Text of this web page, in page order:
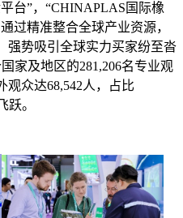
台”，“CHINAPLAS国际橡
过精准整合全球产业资源，
强势吸引全球实力买家纷至沓
家及地区的281,206名专业观
观众达68,542人，占比
跃。